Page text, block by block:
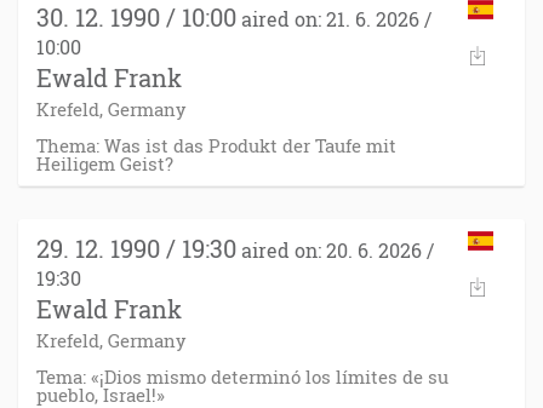
30. 12. 1990 / 10:00 aired on: 21. 6. 2026 /
10:00
Ewald Frank
Krefeld, Germany
Thema: Was ist das Produkt der Taufe mit
Heiligem Geist?
29. 12. 1990 / 19:30 aired on: 20. 6. 2026 /
19:30
Ewald Frank
Krefeld, Germany
Tema: «¡Dios mismo determinó los límites de su
pueblo, Israel!»